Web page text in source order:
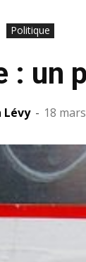
Politique
un
Lévy - 18